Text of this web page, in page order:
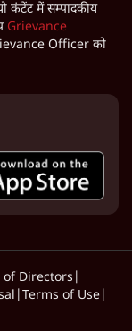
कंटेंट में सम्पादकीय
Grievance
Officer को
of Directors
Terms of Use|